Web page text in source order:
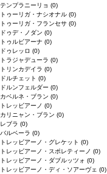
テンプラニーリョ (0)
トゥーリガ・ナシオナル (0)
トゥーリガ・フランセサ (0)
ドゥデ・ノダン (0)
トゥルビアーナ (0)
ドゥレッロ (0)
トラジャデューラ (0)
トリンカデイラ (0)
ドルチェット (0)
ドルンフェルダー (0)
カベルネ・ブラン (0)
トレッビアーノ (0)
カリニャン・ブラン (0)
レブラ (0)
バルベーラ (0)
トレッビアーノ・グレケット (0)
トレッビアーノ・スポレティーノ (0)
トレッビアーノ・ダブルッツォ (0)
トレッビアーノ・ディ・ソアーヴェ (0)